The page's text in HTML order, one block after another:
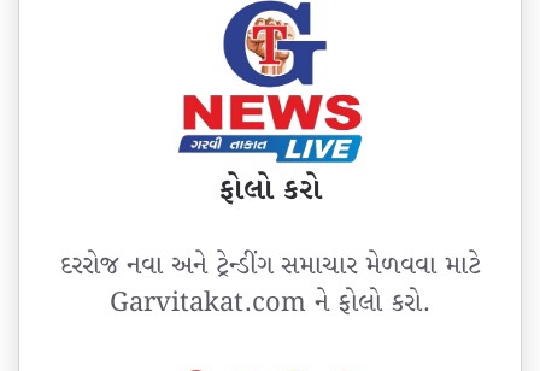
ફોલો કરો
દરરોજ નવા અને ટ્રેન્ડીંગ સમાચાર મેળવવા માટે
Garvitakat.com ને ફોલો કરો.